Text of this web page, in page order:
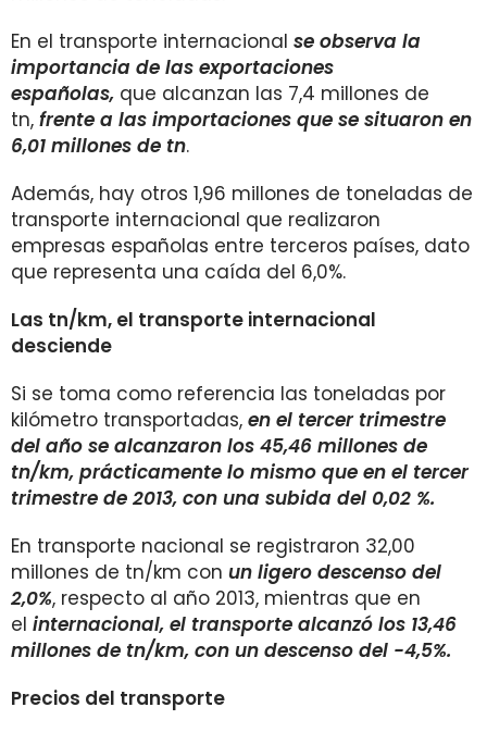
En el transporte internacional se observa la
importancia de las exportaciones
españolas, que alcanzan las 7,4 millones de
tn, frente a las importaciones que se situaron en
6,01 millones de tn.
Además, hay otros 1,96 millones de toneladas de
transporte internacional que realizaron
empresas españolas entre terceros países, dato
que representa una caída del 6,0%.
Las tn/km, el transporte internacional
desciende
Si se toma como referencia las toneladas por
kilómetro transportadas, en el tercer trimestre
del año se alcanzaron los 45,46 millones de
tn/km, prácticamente lo mismo que en el tercer
trimestre de 2013, con una subida del 0,02 %.
En transporte nacional se registraron 32,00
millones de tn/km con un ligero descenso del
2,0%, respecto al año 2013, mientras que en
el internacional, el transporte alcanzó los 13,46
millones de tn/km, con un descenso del -4,5%.
Precios del transporte